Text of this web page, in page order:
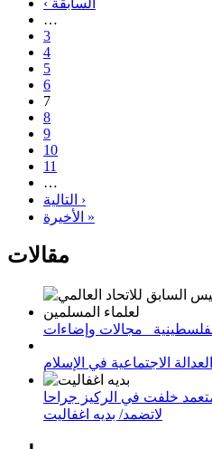
…
3
4
5
6
7
8
9
10
11
…
التالية ›
الأخيرة »
مقالات
مجالات وإضاءات
خلفت في الركيز جراحا
لاتضمد/ بديه اغفاليت